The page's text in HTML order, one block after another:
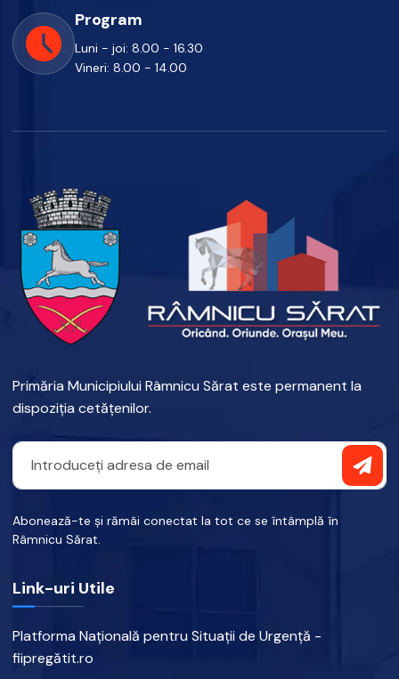
Program
Luni - joi: 8.00 - 16.30
Vineri: 8.00 - 14.00
Primăria Municipiului Râmnicu Sărat este permanent la
dispoziția cetățenilor.
Abonează-te și rămâi conectat la tot ce se întâmplă în
Râmnicu Sărat.
Link-uri Utile
Platforma Națională pentru Situații de Urgență -
fiipregătit.ro